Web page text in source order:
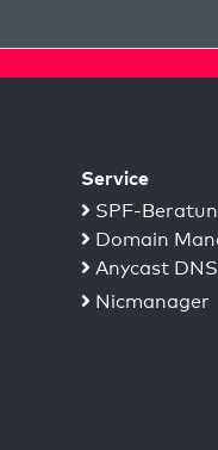
Service
SPF-
Domain
Anycast DNS
Nicmanager